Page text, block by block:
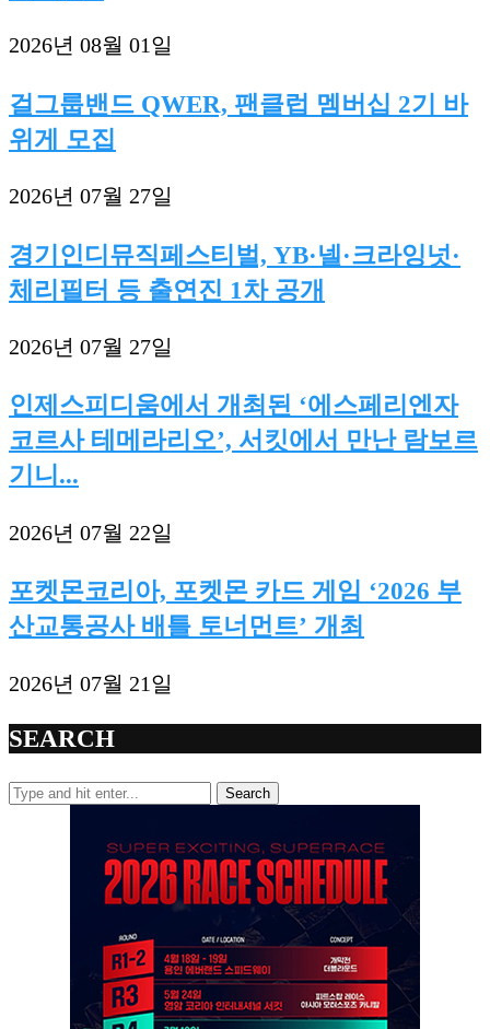
2026년 08월 01일
걸그룹밴드 QWER, 팬클럽 멤버십 2기 바
위게 모집
2026년 07월 27일
경기인디뮤직페스티벌, YB·넬·크라잉넛·
체리필터 등 출연진 1차 공개
2026년 07월 27일
인제스피디움에서 개최된 ‘에스페리엔자
코르사 테메라리오’, 서킷에서 만난 람보르
기니...
2026년 07월 22일
포켓몬코리아, 포켓몬 카드 게임 ‘2026 부
산교통공사 배틀 토너먼트’ 개최
2026년 07월 21일
SEARCH
Search